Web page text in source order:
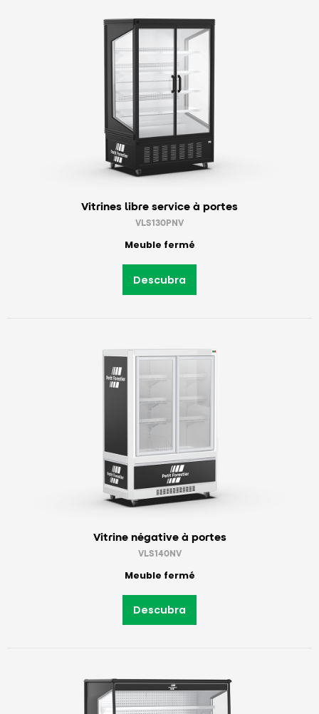
Vitrines libre service à portes
VLS130PNV
Meuble fermé
Descubra
Vitrine négative à portes
VLS140NV
Meuble fermé
Descubra